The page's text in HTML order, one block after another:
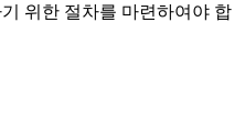
위한 절차를 마련하여야 합